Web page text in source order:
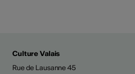
Culture Valais
Rue de Lausanne 45